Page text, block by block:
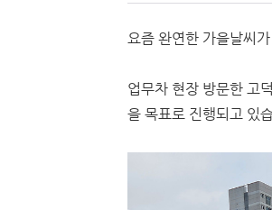
요즘 완연한 가을날씨
업무차 현장 방문한 고
을 목표로 진행되고 있